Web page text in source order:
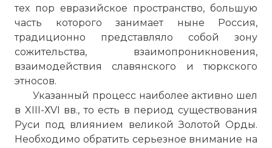
тех пор евразийское пространство, большую
часть которого занимает ныне Россия,
традиционно представляло собой зону
сожительства, взаимопроникновения,
взаимодействия славянского и тюркского
этносов.
Указанный процесс наиболее активно шел
в XIII-ХVI вв., то есть в период существования
Руси под влиянием великой Золотой Орды.
Необходимо обратить серьезное внимание на